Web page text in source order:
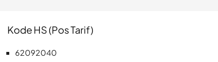
Kode HS (Pos Tarif)
62092040